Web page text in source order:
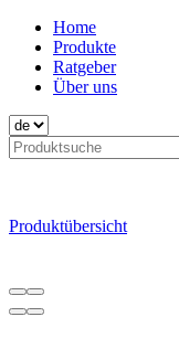
Home
Produkte
Ratgeber
Über uns
Produktübersicht